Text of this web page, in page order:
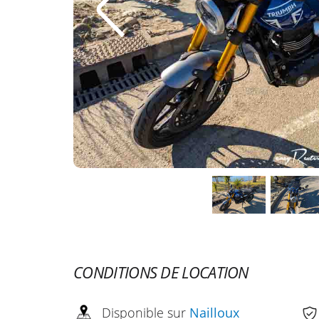
CONDITIONS DE LOCATION
Disponible sur Nailloux